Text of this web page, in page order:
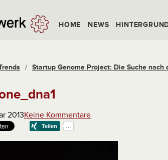
HOME NEWS
/ Startup Genome Project: Die Suche nach
2013Keine Kommentare